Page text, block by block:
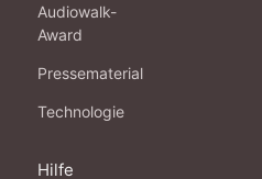
Audiowalk-
Award
Pressematerial
Technologie
Hilfe